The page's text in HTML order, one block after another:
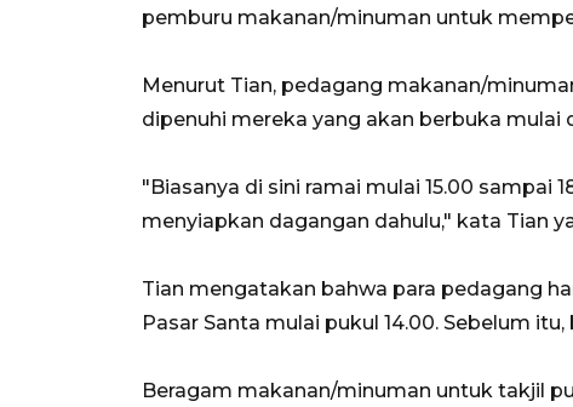
pemburu makanan/minuman untuk
Menurut Tian, pedagang makanan/
dipenuhi mereka yang akan berbuka mulai
"Biasanya di sini ramai mulai 15.00 sampai
menyiapkan dagangan dahulu," kata Tian
Tian mengatakan bahwa para pedagang
Pasar Santa mulai pukul 14.00. Sebelum
Beragam makanan/minuman untuk takjil